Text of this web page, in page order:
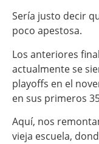
Sería justo decir
poco apestosa.
Los anteriores
actualmente se
playoffs en el
en sus primeros
Aquí, nos
vieja escuela,